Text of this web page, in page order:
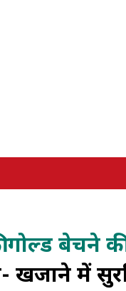
गोल्ड बेचने
खजाने में